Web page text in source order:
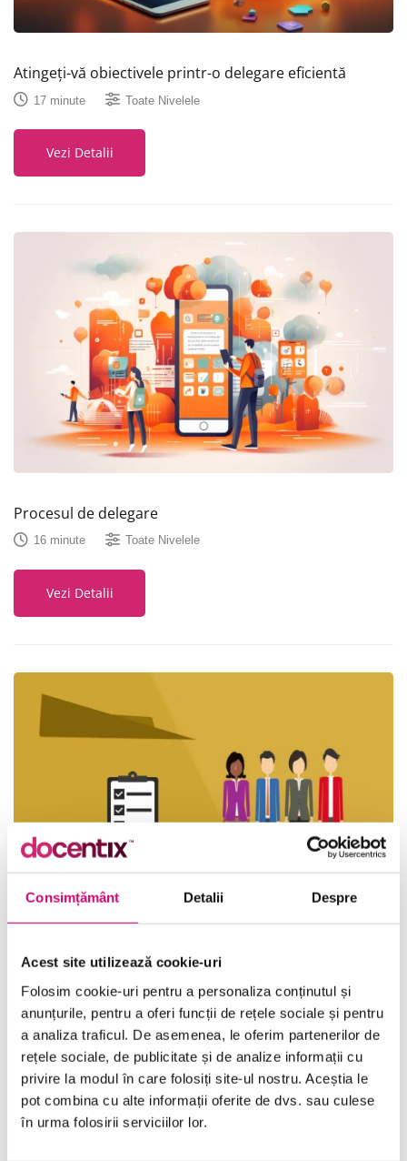
Consimțământ Detalii Despre
Acest site utilizează cookie-uri
Folosim cookie-uri pentru a personaliza conținutul și
anunțurile, pentru a oferi funcții de rețele sociale și pentru
a analiza traficul. De asemenea, le oferim partenerilor de
rețele sociale, de publicitate și de analize informații cu
privire la modul în care folosiți site-ul nostru. Aceștia le
pot combina cu alte informații oferite de dvs. sau culese
în urma folosirii serviciilor lor.
Atingeți-vă obiectivele printr-o delegare eficientă
17 minute Toate Nivelele
Vezi Detalii
Procesul de delegare
16 minute Toate Nivelele
Vezi Detalii
Măsuri pentru responsabilizarea angajaților
Vezi Detalii